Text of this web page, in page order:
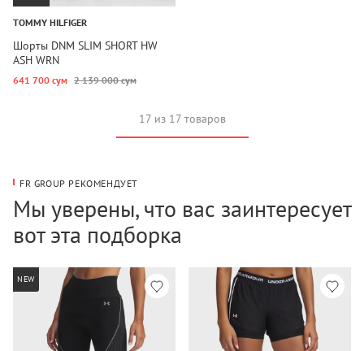
TOMMY HILFIGER
Шорты DNM SLIM SHORT HW
ASH WRN
641 700 сум 2 139 000 сум
17 из 17 товаров
FR GROUP РЕКОМЕНДУЕТ
Мы уверены, что вас заинтересует
вот эта подборка
NEW